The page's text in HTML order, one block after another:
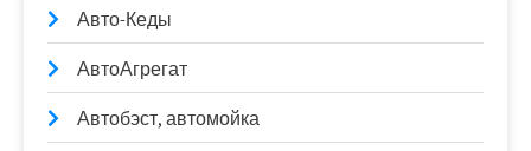
Авто-Кеды
АвтоАгрегат
Автобэст, автомойка